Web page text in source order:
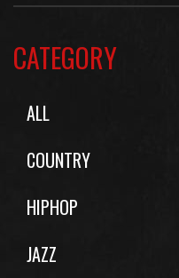
CATEGORY
ALL
COUNTRY
HIPHOP
JAZZ